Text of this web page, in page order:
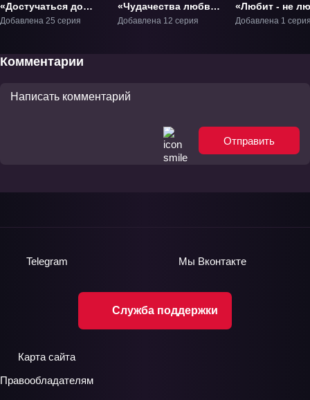
«Достучаться до
тебя» ТВ-1
Добавлена 25 серия
«Чудачества любви
не помеха! 2» ТВ-2
Добавлена 12 серия
«Любит - не
Фильм-1
Добавлена 1
Комментарии
Отправить
Служба поддержки
Telegram Мы Вконтакте
Карта сайта
Правообладателям